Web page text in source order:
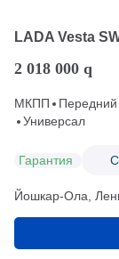
LADA Vesta
2 018 000 q
МКПП
Универсал
Гарантия
Йошкар-Ола,